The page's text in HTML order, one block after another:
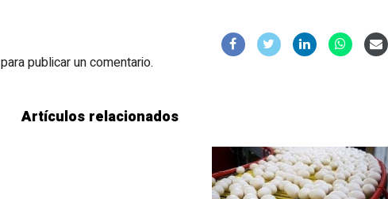
para publicar un comentario.
Artículos relacionados